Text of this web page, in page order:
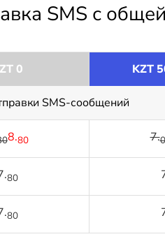
SMS с
0 KZT
SMS-сообщений
8.80 7.
80
80